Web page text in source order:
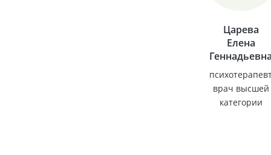
Царева
Елена
врач высшей
категории